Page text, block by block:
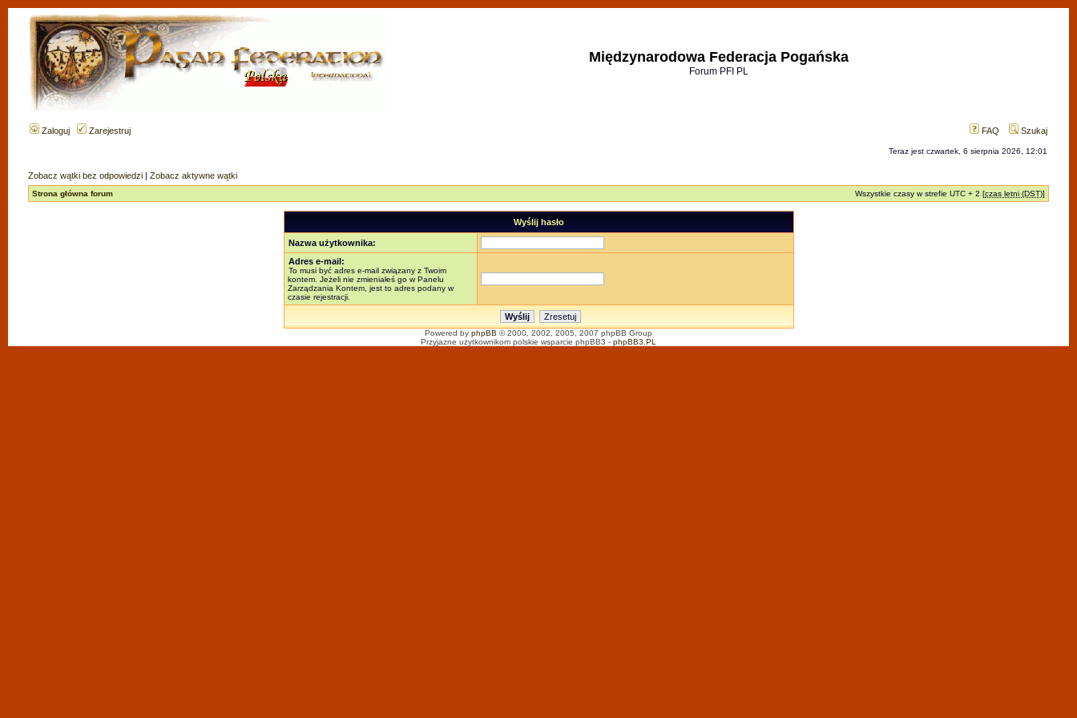
Międzynarodowa Federacja Pogańska
Forum PFI PL
Zaloguj Zarejestruj FAQ Szukaj
Teraz jest czwartek, 6 sierpnia 2026, 12:01
Zobacz wątki bez odpowiedzi | Zobacz aktywne wątki
Strona główna forum Wszystkie czasy w strefie UTC + 2 [czas letni (DST)]
Wyślij hasło
Nazwa użytkownika:
Adres e-mail:
To musi być adres e-mail związany z Twoim
kontem. Jeżeli nie zmieniałeś go w Panelu
Zarządzania Kontem, jest to adres podany w
czasie rejestracji.
Powered by phpBB © 2000, 2002, 2005, 2007 phpBB Group
Przyjazne użytkownikom polskie wsparcie phpBB3 - phpBB3.PL